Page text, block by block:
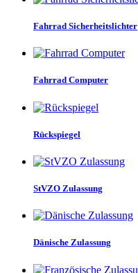
Fahrrad Sicherheitslichter
Fahrrad Computer
Rückspiegel
StVZO Zulassung
Dänische Zulassung